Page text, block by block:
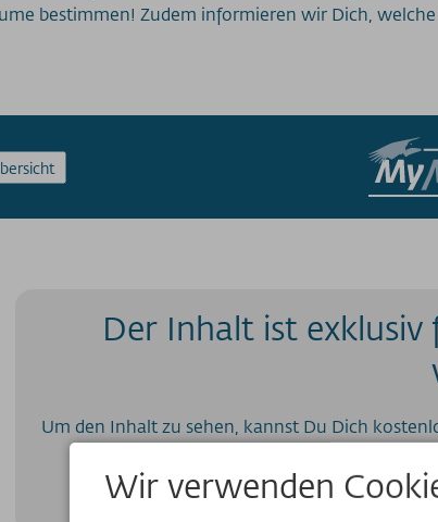
bestimmen! Zudem informieren wir Dich,
Der Inhalt ist
Um den Inhalt zu sehen, kannst Du Dich
Wir verwenden